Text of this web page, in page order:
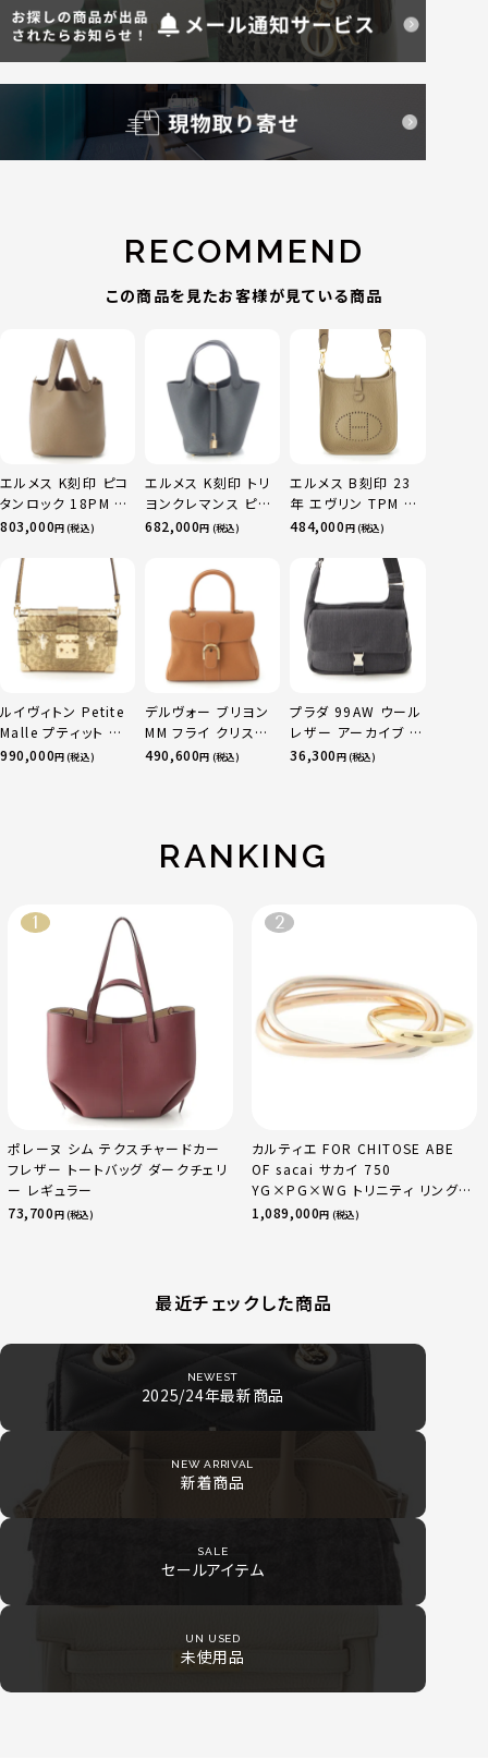
RECOMMEND
この商品を見たお客様が見ている商品
エルメス K刻印 ピコ
タンロック 18PM ト
リヨン ハンドバッグ
ープ
803,000円 (税込)
エルメス K刻印 トリ
ヨンクレマンス ピコ
タンロックPM ハンド
ゴールド金具
682,000円 (税込)
エルメス B刻印 23
年 エヴリン TPM 16
アマゾン トリヨンク
ルファ
484,000円 (税込)
ルイヴィトン Petite
Malle プティット マ
ル リザード ショルダ
990,000円 (税込)
デルヴォー ブリヨン
MM フライ クリスピ
ーカーフ 2WAY ショ
490,600円 (税込)
プラダ 99AW ウール
レザー アーカイブ ワ
ン ショルダーバッグ
36,300円 (税込)
RANKING
ポレーヌ シム テクスチャードカー
フレザー トートバッグ ダークチェリ
ー レギュラー
73,700円 (税込)
カルティエ FOR CHITOSE ABE
OF sacai サカイ 750
YG×PG×WG トリニティ リング
指輪 マルチカラー 50 51 52
1,089,000円 (税込)
最近チェックした商品
NEWEST
2025/24年最新商品
NEW ARRIVAL
新着商品
SALE
セールアイテム
UN USED
未使用品